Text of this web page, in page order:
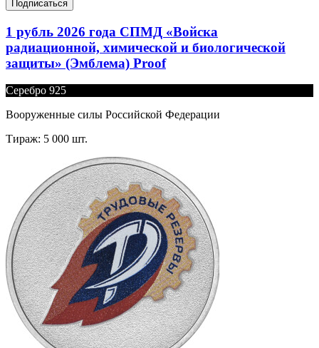
Подписаться
1 рубль 2026 года СПМД «Войска
радиационной, химической и биологической
защиты» (Эмблема) Proof
Серебро 925
Вооруженные силы Российской Федерации
Тираж: 5 000 шт.